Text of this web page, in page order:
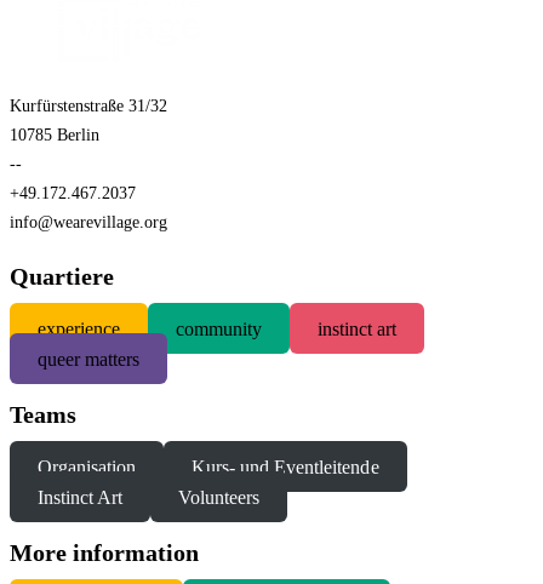
Kurfürstenstraße 31/32
10785 Berlin
--
+49.172.467.2037
info@wearevillage.org
Quartiere
experience community
instinct art
queer matters
Teams
Organisation
Kurs- und Eventleitende
Instinct Art
Volunteers
More information